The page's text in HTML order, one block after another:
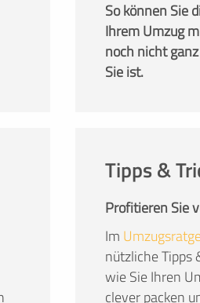
So können Sie
Ihrem Umzug
noch nicht
Sie ist.
Tipps &
Profitieren Sie
Im
nützliche Tipps
wie Sie Ihren
clever packen